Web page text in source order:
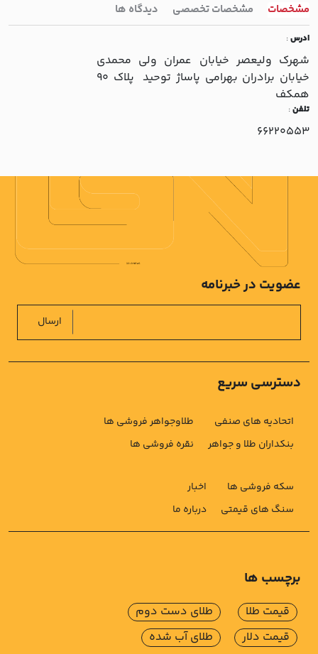
مشخصات مشخصات تخصصی دیدگاه ها
ادرس:
شهرک وليعصر خيابان عمران ولي محمدي
خيابان برادران بهرامي پاساژ توحيد پلاک 90
همکف
تلفن:
66220553
دسترسی سریع
اتحادیه های صنفی
بنکداران طلا و جواهر
طلاوجواهر فروشی ها
نقره فروشی ها
سکه فروشی ها
سنگ های قیمتی
اخبار
درباره ما
عضویت در خبرنامه
ارسال
برچسب ها
قیمت طلا
قیمت دلار
طلای دست دوم
طلای آب شده